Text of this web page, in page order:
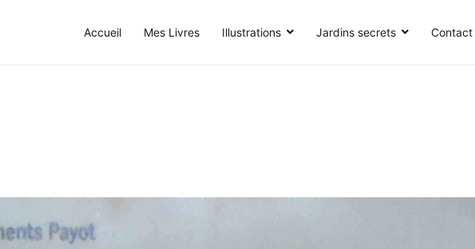
Accueil Mes Livres Illustrations Jardins secrets Contact